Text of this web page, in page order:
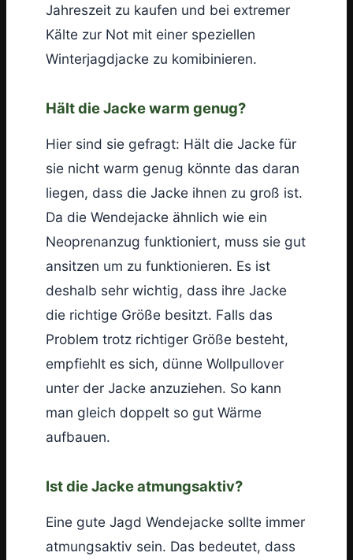
Jahreszeit zu kaufen und bei extremer
Kälte zur Not mit einer speziellen
Winterjagdjacke zu komibinieren.
Hält die Jacke warm genug?
Hier sind sie gefragt: Hält die Jacke für
sie nicht warm genug könnte das daran
liegen, dass die Jacke ihnen zu groß ist.
Da die Wendejacke ähnlich wie ein
Neoprenanzug funktioniert, muss sie gut
ansitzen um zu funktionieren. Es ist
deshalb sehr wichtig, dass ihre Jacke
die richtige Größe besitzt. Falls das
Problem trotz richtiger Größe besteht,
empfiehlt es sich, dünne Wollpullover
unter der Jacke anzuziehen. So kann
man gleich doppelt so gut Wärme
aufbauen.
Ist die Jacke atmungsaktiv?
Eine gute Jagd Wendejacke sollte immer
atmungsaktiv sein. Das bedeutet, dass